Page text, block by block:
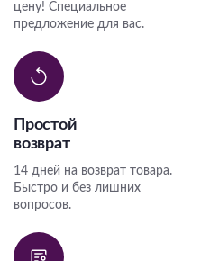
цену! Специальное
предложение для вас.
Простой
возврат
14 дней на возврат товара.
Быстро и без лишних
вопросов.